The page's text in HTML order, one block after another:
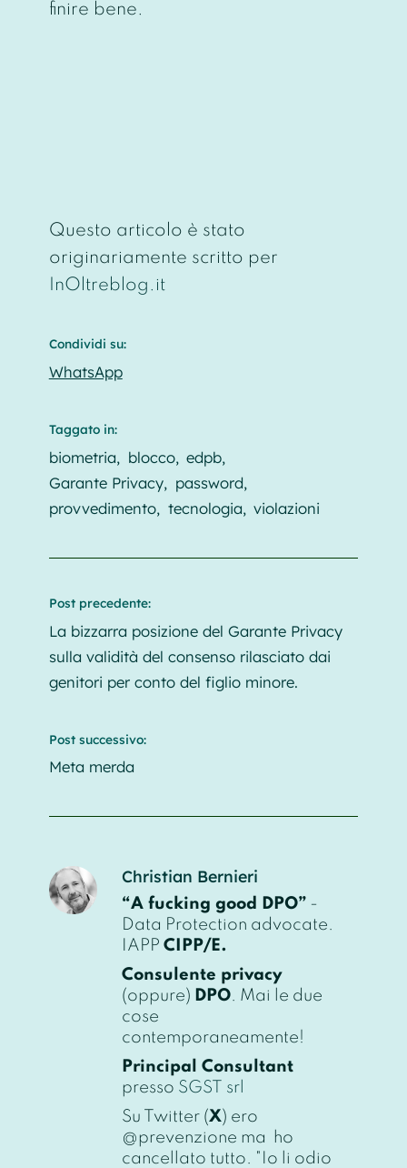
finire bene.
Questo articolo è stato
originariamente scritto per
InOltreblog.it
Condividi su:
WhatsApp
Taggato in:
biometria blocco
edpb
Garante Privacy
password
provvedimento
tecnologia violazioni
Post precedente:
La bizzarra posizione del Garante Privacy
sulla validità del consenso rilasciato dai
genitori per conto del figlio minore.
Post successivo:
Meta merda
Christian Bernieri
“A fucking good DPO” -
Data Protection advocate.
IAPP CIPP/E.
Consulente privacy
(oppure) DPO. Mai le due
cose
contemporaneamente!
Principal Consultant
presso SGST srl
Su Twitter (X) ero
@prevenzione ma ho
cancellato tutto. " Io li odio